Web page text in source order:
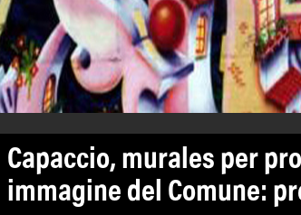
Capaccio, murales per
immagine del Comune: